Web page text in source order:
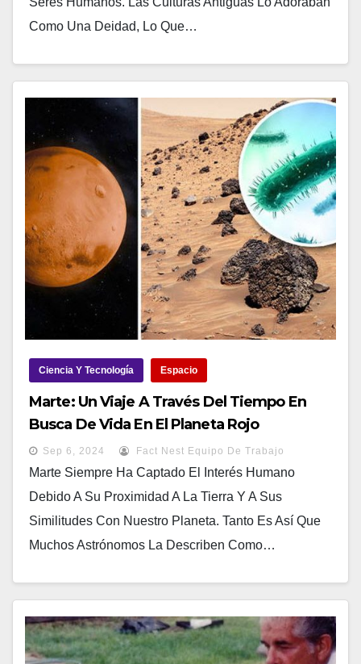
Como Una Deidad, Lo Que…
Ciencia Y Tecnología Espacio
Marte: Un Viaje A Través Del Tiempo En
Busca De Vida En El Planeta Rojo
Sep 6, 2024 Fact Nest Equipo De Trabajo
Marte Siempre Ha Captado El Interés Humano
Debido A Su Proximidad A La Tierra Y A Sus
Similitudes Con Nuestro Planeta. Tanto Es Así Que
Muchos Astrónomos La Describen Como…